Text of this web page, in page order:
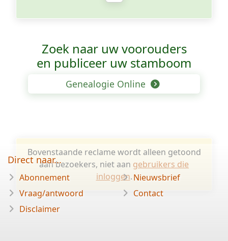
Zoek naar uw voorouders
en publiceer uw stamboom
Genealogie Online
Bovenstaande reclame wordt alleen getoond
aan bezoekers, niet aan gebruikers die
inloggen.
Direct naar...
Abonnement
Vraag/antwoord
Disclaimer
Nieuwsbrief
Contact